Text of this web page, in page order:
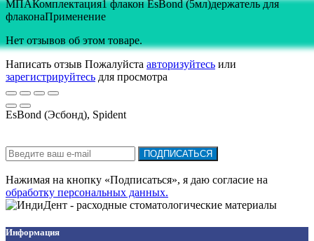
МПАКомплектация1 флакон EsBond (5мл)держатель для
флаконаПрименение
Нет отзывов об этом товаре.
Написать отзыв Пожалуйста авторизуйтесь или
зарегистрируйтесь для просмотра
EsBond (Эсбонд), Spident
ПОДПИСАТЬСЯ
Нажимая на кнопку «Подписаться», я даю cогласие на
обработку персональных данных.
Информация